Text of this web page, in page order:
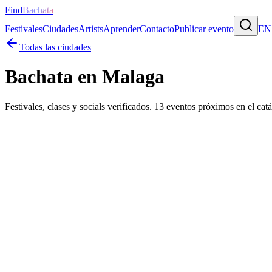
FindBachata
FestivalesCiudadesArtistsAprenderContactoPublicar evento
EN
Todas las ciudades
Bachata en Malaga
Festivales, clases y socials verificados. 13 eventos próximos en el